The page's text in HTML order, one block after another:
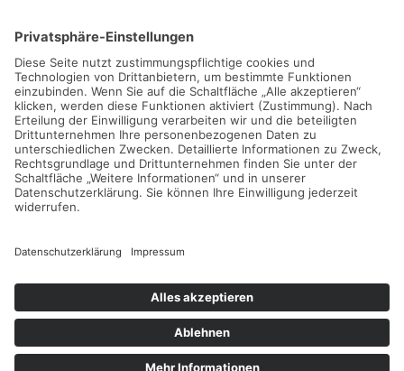
PRODUKT
Pro-feed 5.1
Preise
Shop
Kontakt
Support
Mein Konto
KONTAKT
info@verein-lse.de
+49 0173 60 87 84 3
Verein-LSE. All rights reserved.
Impressum|Datenschutz| Powered byGeoffrey.de.